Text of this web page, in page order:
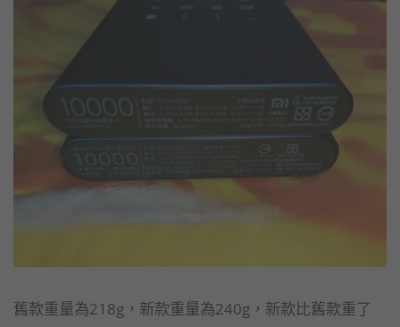
舊款重量為218g，新款重量為240g，新款比舊款重了